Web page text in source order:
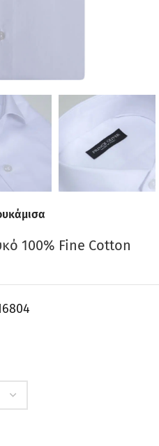
100% Fine Cotton